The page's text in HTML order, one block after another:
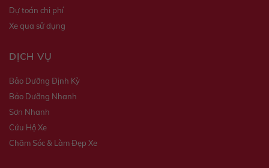
Dự toán chi phí
Xe qua sử dụng
DỊCH VỤ
Bảo Dưỡng Định Kỳ
Bảo Dưỡng Nhanh
Sơn Nhanh
Cứu Hộ Xe
Chăm Sóc & Làm Đẹp Xe